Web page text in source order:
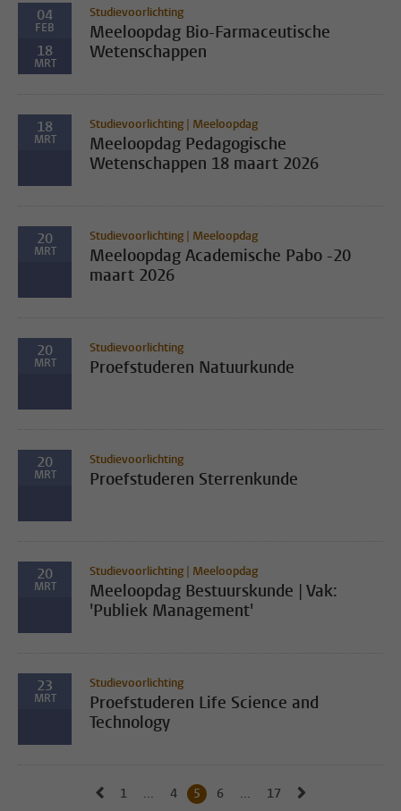
04
FEB
18
MRT
Studievoorlichting
Meeloopdag Bio-Farmaceutische
Wetenschappen
18
MRT
Studievoorlichting | Meeloopdag
Meeloopdag Pedagogische
Wetenschappen 18 maart 2026
20
MRT
Studievoorlichting | Meeloopdag
Meeloopdag Academische Pabo -20
maart 2026
20
MRT
Studievoorlichting
Proefstuderen Natuurkunde
20
MRT
Studievoorlichting
Proefstuderen Sterrenkunde
20
MRT
Studievoorlichting | Meeloopdag
Meeloopdag Bestuurskunde | Vak:
'Publiek Management'
23
MRT
Studievoorlichting
Proefstuderen Life Science and
Technology
Naar vorige pagina, pagina 4
Naar eerste pagina, pagina
1 ... Naar pagina
4 Huidige pagina, pagina
5 Naar pagina
6 ... Naar laatste pagina,
17